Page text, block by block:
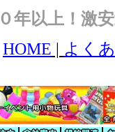
年以上！激
HOME | よく